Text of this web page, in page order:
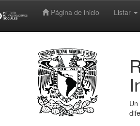
Página de inicio Listar